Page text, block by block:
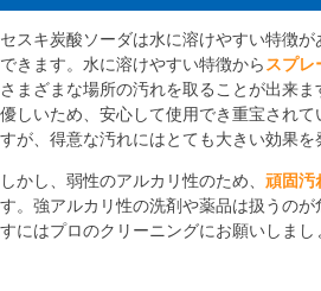
セスキ炭酸ソーダは水に溶けやすい特徴
できます。水に溶けやすい特徴から スプレ
さまざまな場所の汚れを取ることが出来
優しいため、安心して使用でき重宝されて
すが、得意な汚れにはとても大きい効果を
しかし、弱性のアルカリ性のため、 頑固汚
す。強アルカリ性の洗剤や薬品は扱うのが
すにはプロのクリーニングにお願いしまし